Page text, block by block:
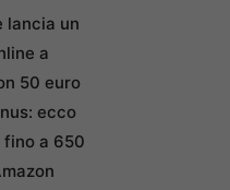
lancia un
a
50 euro
ecco
a 650